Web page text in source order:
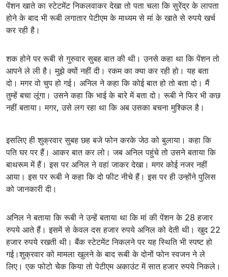
पेंशन खाते का स्टेटमेंट निकलवाकर देखा तो पता चला कि सुरेंद्र के लापता
होने के बाद भी रूबी लगातार पेटीएम के माध्यम से मां के खाते से रुपये खर्च
कर रही है।
शक होने पर रूबी से गुरुवार सुबह बात की थी। उनसे कहा था कि पेंशन तो
आपने ले ली है। मुझे क्यों नहीं दी। रकम का क्या कर रही हो। यह बता
दो। मगर वो चुप हो गई। अनिल ने कहा कि कोई बात हो तो बता दो। मैं
तुम्हें बचा लूंगा। उसने कहा कि भाई के बारे में बता दो। रूबी ने फिर भी कछ
नहीं बताया। मगर, उसे लग रहा था कि अब उसका बचना मुश्किल है।
इसलिए ही शुक्रवार सुबह छह बजे फोन करके जेठ को बुलाया। कहा कि
पति घर पर हैं। आकर बात कर लो। जब अनिल पहुंचे तो उसने बताया कि
बाथरूम में हैं। इस पर अनिल ने वहां जाकर देखा। मगर कोई नजर नहीं
आया। इस पर रूबी ने कहा कि दो फीट नीचे हैं। इस पर ही उन्होंने पुलिस
को जानकारी दी।
अनिल ने बताया कि रूबी ने उन्हें बताया था कि मां की पेंशन के 28 हजार
रुपये आते हैं। इसमें से केवल दस हजार रुपये अनिल को देती थी। खुद 22
हजार रुपये रखती थी। बैंक स्टेटमेंट निकलने पर यह स्थिति भी स्पष्ट हो
गई।शुक्रवार को मामला खुलने के बाद रूबी के दोनों फोन स्वजन ने ले
लिए। एक फोटो चेेक किया तो पेटीएम अकाउंट में सात हजार रुपये निकले।